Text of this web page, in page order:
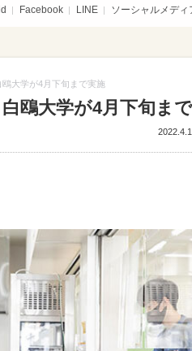
Facebook LINE ソーシャルメディ
大学が4月下旬まで実施
鴎大学が4月下旬ま